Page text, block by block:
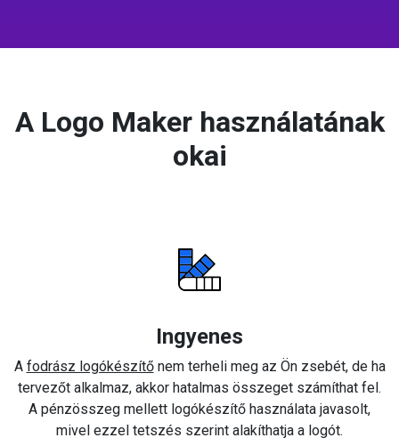
A Logo Maker használatának
okai
Ingyenes
A fodrász logókészítőnem terheli meg az Ön zsebét, de ha
tervezőt alkalmaz, akkor hatalmas összeget számíthat fel.
A pénzösszeg mellett logókészítő használata javasolt,
mivel ezzel tetszés szerint alakíthatja a logót.